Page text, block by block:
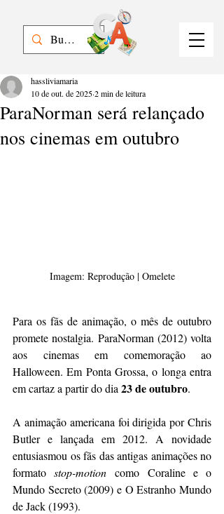
ParaNorman será relançado
nos cinemas em outubro
hassliviamaria
10 de out. de 20252 min de leitura
Imagem: Reprodução | Omelete
Para os fãs de animação, o mês de outubro
promete nostalgia. ParaNorman (2012) volta
aos cinemas em comemoração ao
Halloween. Em Ponta Grossa, o longa entra
em cartaz a partir do dia 23 de outubro.
A animação americana foi dirigida por Chris
Butler e lançada em 2012. A novidade
entusiasmou os fãs das antigas animações no
formato stop-motion como Coraline e o
Mundo Secreto (2009) e O Estranho Mundo
de Jack (1993).